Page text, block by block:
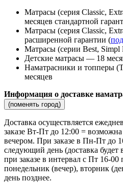
Матрасы (серия Classic,
месяцев стандартной
Матрасы (серия Classic,
расширенной гарантии (
Матрасы (серии Best,
Детские матрасы — 18
Наматрасники и топперы
месяцев
Информация о доставке
(поменять город)
Доставка осуществляется
заказе Вт-Пт до 12:00 =
вечером. При заказе в Пн-Пт до
следующий день (доставка будет
при заказе в интервал с Пт 16-00
понедельник (вечер), вторник
день позднее.